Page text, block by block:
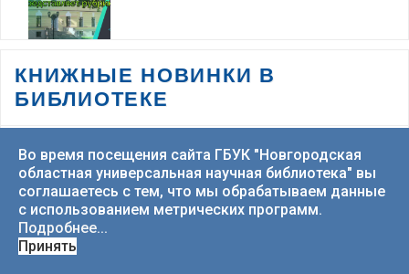
Трансляция торжественного открытия
Дней Православной Книги в Великом
КНИЖНЫЕ НОВИНКИ В
БИБЛИОТЕКЕ
Во время посещения сайта ГБУК "Новгородская
областная универсальная научная библиотека" вы
соглашаетесь с тем, что мы обрабатываем данные
с использованием метрических программ.
Подробнее...
Принять